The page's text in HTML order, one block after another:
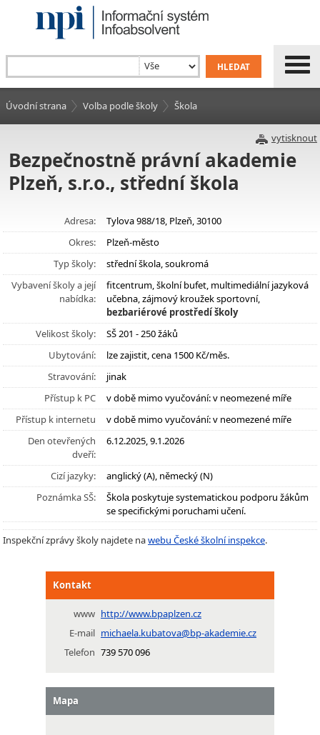
Úvodní strana Volba podle školy Škola
vytisknout
Bezpečnostně právní akademie
Plzeň, s.r.o., střední škola
Adresa:
Tylova 988/18, Plzeň, 30100
Okres:
Plzeň-město
Typ školy:
střední škola, soukromá
Vybavení školy a její
nabídka:
fitcentrum, školní bufet, multimediální jazyková
učebna, zájmový kroužek sportovní,
bezbariérové prostředí školy
Velikost školy:
SŠ 201 - 250 žáků
Ubytování:
lze zajistit, cena 1500 Kč/měs.
Stravování:
jinak
Přístup k PC
v době mimo vyučování: v neomezené míře
Přístup k internetu
v době mimo vyučování: v neomezené míře
Den otevřených
dveří:
6.12.2025, 9.1.2026
Cizí jazyky:
anglický (A), německý (N)
Poznámka SŠ:
Škola poskytuje systematickou podporu žákům
se specifickými poruchami učení.
Inspekční zprávy školy najdete nawebu České školní inspekce.
Kontakt
www http://www.bpaplzen.cz
E-mail michaela.kubatova@bp-akademie.cz
Telefon 739 570 096
Mapa